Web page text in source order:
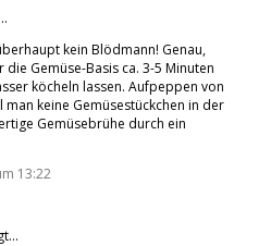
kein Blödmann! Genau,
die Gemüse-Basis ca. 3-5 Minuten
köcheln lassen. Aufpeppen von
man keine Gemüsestückchen in der
Gemüsebrühe durch ein
13:22